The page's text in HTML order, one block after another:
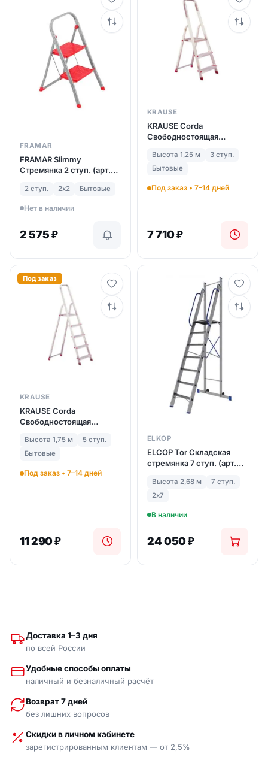
FRAMAR
FRAMAR Slimmy
Стремянка 2 ступ. (арт.
2 ступ. 2х2 Бытовые
Нет в наличии
2 575₽
KRAUSE
KRAUSE Corda
Свободностоящая
ступ. (арт. 000712)
Высота 1,25 м
3 ступ.
Бытовые
Под заказ • 7–14 дней
7 710₽
Под заказ
KRAUSE
KRAUSE Corda
Cвободностоящая
ступ.(арт. 000729)
Высота 1,75 м
5 ступ.
Бытовые
Под заказ • 7–14 дней
11 290₽
ELKOP
ELCOP Tor Складская
стремянка 7 ступ. (арт.
Высота 2,68 м
7 ступ.
2х7
В наличии
24 050₽
Доставка 1–3 дня
по всей России
Удобные способы оплаты
наличный и безналичный расчёт
Возврат 7 дней
без лишних вопросов
Скидки в личном кабинете
зарегистрированным клиентам — от 2,5%